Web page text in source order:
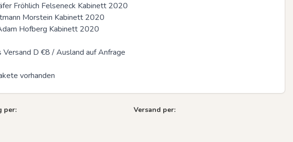
Fröhlich Felseneck Kabinett 2020
Morstein Kabinett 2020
Hofberg Kabinett 2020
Versand D €8 / Ausland auf Anfrage
vorhanden
per:
Versand per: